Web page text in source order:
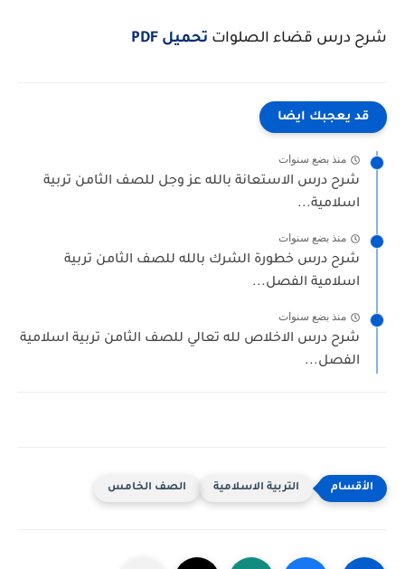
شرح درس قضاء الصلوات تحميل PDF
قد يعجبك ايضا
منذ بضع سنوات
شرح درس الاستعانة بالله عز وجل للصف الثامن تربية
اسلامية...
منذ بضع سنوات
شرح درس خطورة الشرك بالله للصف الثامن تربية
اسلامية الفصل...
منذ بضع سنوات
شرح درس الاخلاص لله تعالي للصف الثامن تربية اسلامية
الفصل...
التربية الاسلامية الصف الخامس